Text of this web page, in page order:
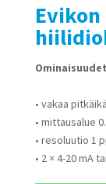
Evikon
Ominaisuudet
• vakaa
• mittausalue
• resoluutio 1
• 2 × 4-20 mA